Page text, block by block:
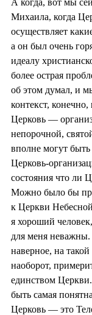
Михаила, когда
осуществляет
а он был очень
идеалу
более острая
об этом думал, и
контекст,
Церковь —
непорочной,
вполне могут
Церковь-
состояния что ли
Можно было бы
к Церкви
я хороший
для меня неважны.
наверное, на
наоборот,
единством
быть самая
Церковь — это